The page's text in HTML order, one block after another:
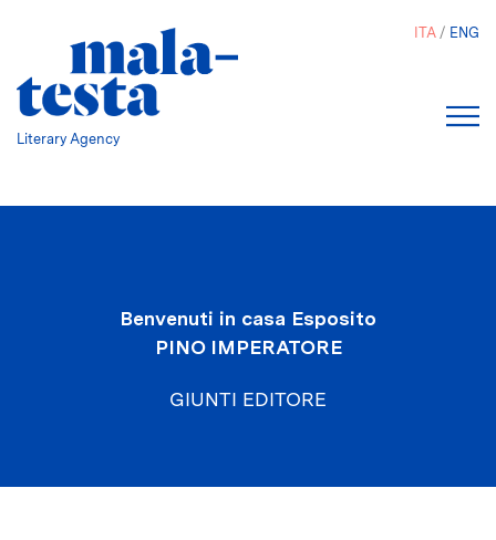
Literary Agency
ITA ENG
Benvenuti in casa Esposito
PINO IMPERATORE
GIUNTI EDITORE